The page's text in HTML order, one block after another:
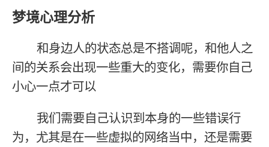
梦境心理分析
和身边人的状态总是不搭调呢，和他人之
间的关系会出现一些重大的变化，需要你自己
小心一点才可以
我们需要自己认识到本身的一些错误行
为，尤其是在一些虚拟的网络当中，还是需要